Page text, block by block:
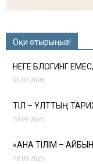
Оқи отырыңыз!
НЕГЕ БЛОГИНГ
05.07.2026
ТІЛ – ҰЛТТЫҢ
10.09.2025
«АНА ТІЛІМ –
10.09.2025